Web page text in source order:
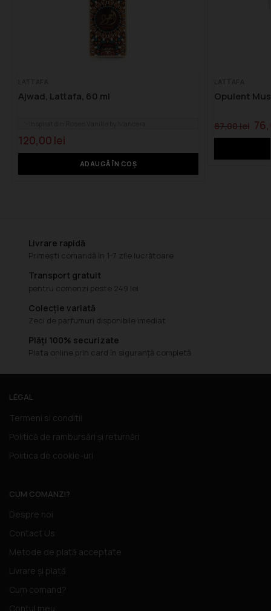
Ajwad, Lattafa, 60 ml
120,00 lei
ADAUGĂ ÎN COȘ
Opulent
87,00 lei
Livrare rapidă
Primești comandă în 1-7 zile lucrătoare
Transport gratuit
pentru comenzi peste 249 lei
Colecție variată
Zeci de parfumuri disponibile imediat
Plăți 100% securizate
Plata online prin card în siguranță completă
LEGAL
Termeni si conditii
Politică de rambursări și returnări
Politica de cookie-uri
CUM COMANZI?
Despre noi
Contact Us
Metode de plată acceptate
Livrare și plată
Cum comand?
Contul meu